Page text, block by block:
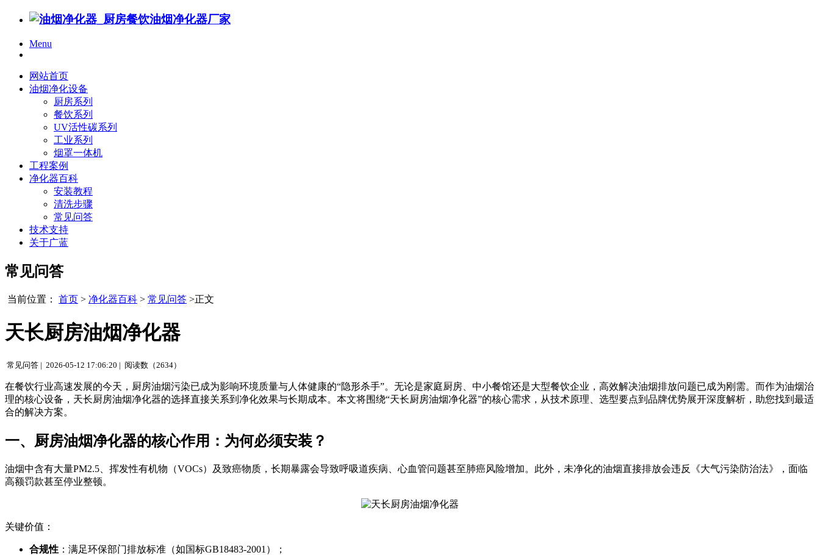
Menu
网站首页
油烟净化设备
厨房系列
餐饮系列
UV活性碳系列
工业系列
烟罩一体机
工程案例
净化器百科
安装教程
清洗步骤
常见问答
技术支持
关于广蓝
常见问答
当前位置： 首页 > 净化器百科 > 常见问答 >正文
天长厨房油烟净化器
常见问答 | 2026-05-12 17:06:20 | 阅读数（2634）
在餐饮行业高速发展的今天，厨房油烟污染已成为影响环境质量与人体健康的“隐形杀手”。无论是家庭厨房、中小餐馆还是大型餐饮企业，高效解决油烟排放问题已成为刚需。而作为油烟治
理的核心设备，天长厨房油烟净化器的选择直接关系到净化效果与长期成本。本文将围绕“天长厨房油烟净化器”的核心需求，从技术原理、选型要点到品牌优势展开深度解析，助您找到最适
合的解决方案。
一、厨房油烟净化器的核心作用：为何必须安装？
油烟中含有大量PM2.5、挥发性有机物（VOCs）及致癌物质，长期暴露会导致呼吸道疾病、心血管问题甚至肺癌风险增加。此外，未净化的油烟直接排放会违反《大气污染防治法》，面临
高额罚款甚至停业整顿。
关键价值：
合规性 ：满足环保部门排放标准（如国标GB18483-2001）；